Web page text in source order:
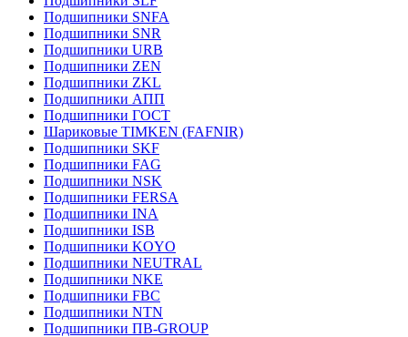
Подшипники SNFA
Подшипники SNR
Подшипники URB
Подшипники ZEN
Подшипники ZKL
Подшипники АПП
Подшипники ГОСТ
Шариковые ТІMKEN (FAFNIR)
Подшипники SKF
Подшипники FAG
Подшипники NSK
Подшипники FERSA
Подшипники INA
Подшипники ISB
Подшипники KOYO
Подшипники NEUTRAL
Подшипники NKE
Подшипники FBC
Подшипники NTN
Подшипники ПВ-GROUP